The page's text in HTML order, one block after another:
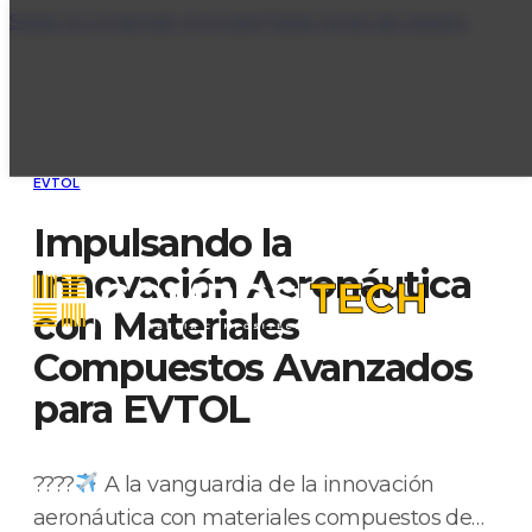
EVTOL
Impulsando la
Innovación Aeronáutica
con Materiales
Compuestos Avanzados
para EVTOL
????
A la vanguardia de la innovación
aeronáutica con materiales compuestos de